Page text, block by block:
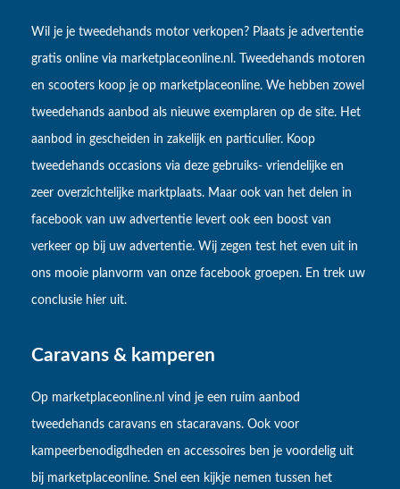
Wil je je tweedehands motor verkopen? Plaats je advertentie
gratis online via marketplaceonline.nl. Tweedehands motoren
en scooters koop je op marketplaceonline. We hebben zowel
tweedehands aanbod als nieuwe exemplaren op de site. Het
aanbod in gescheiden in zakelijk en particulier. Koop
tweedehands occasions via deze gebruiks- vriendelijke en
zeer overzichtelijke marktplaats. Maar ook van het delen in
facebook van uw advertentie levert ook een boost van
verkeer op bij uw advertentie. Wij zegen test het even uit in
ons mooie planvorm van onze facebook groepen. En trek uw
conclusie hier uit.
Caravans & kamperen
Op marketplaceonline.nl vind je een ruim aanbod
tweedehands caravans en stacaravans. Ook voor
kampeerbenodigdheden en accessoires ben je voordelig uit
bij marketplaceonline. Snel een kijkje nemen tussen het